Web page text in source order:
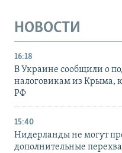
НОВОСТИ
16:18
В Украине сообщили о
налоговикам из Крыма,
РФ
15:40
Нидерланды не могут
дополнительные